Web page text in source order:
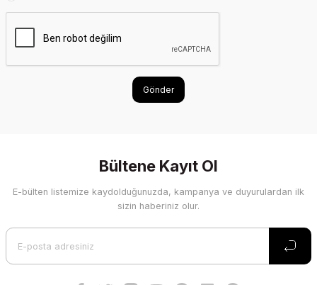
Gönder
Bültene Kayıt Ol
E-bülten listemize kaydolduğunuzda, kampanya ve duyurulardan ilk
sizin haberiniz olur.